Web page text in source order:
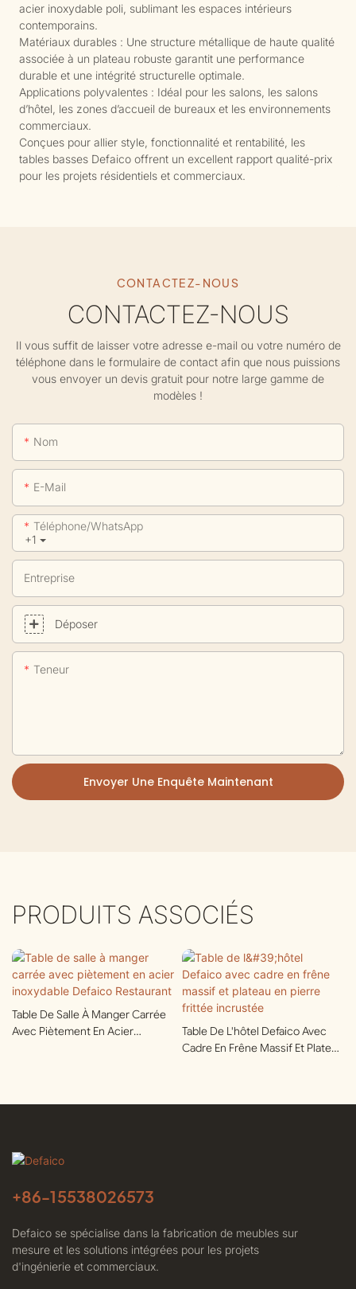
acier inoxydable poli, sublimant les espaces intérieurs
contemporains.
Matériaux durables : Une structure métallique de haute qualité
associée à un plateau robuste garantit une performance
durable et une intégrité structurelle optimale.
Applications polyvalentes : Idéal pour les salons, les salons
d’hôtel, les zones d’accueil de bureaux et les environnements
commerciaux.
Conçues pour allier style, fonctionnalité et rentabilité, les
tables basses Defaico offrent un excellent rapport qualité-prix
pour les projets résidentiels et commerciaux.
CONTACTEZ-NOUS
CONTACTEZ-NOUS
Il vous suffit de laisser votre adresse e-mail ou votre numéro de
téléphone dans le formulaire de contact afin que nous puissions
vous envoyer un devis gratuit pour notre large gamme de
modèles !
Nom
E-Mail
+1
Téléphone/WhatsApp
Entreprise
Déposer
Teneur
Envoyer Une Enquête Maintenant
PRODUITS ASSOCIÉS
Table De Salle À Manger Carrée
Avec Piètement En Acier
Table De L'hôtel Defaico Avec
Cadre En Frêne Massif Et Plateau
+86-15538026573
Defaico se spécialise dans la fabrication de meubles sur
mesure et les solutions intégrées pour les projets
d'ingénierie et commerciaux.